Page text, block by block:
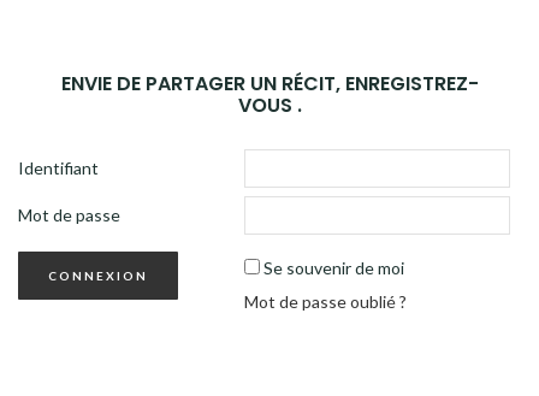
ENVIE DE PARTAGER UN RÉCIT, ENREGISTREZ-
VOUS .
Identifiant
Mot de passe
Se souvenir de moi
Mot de passe oublié ?